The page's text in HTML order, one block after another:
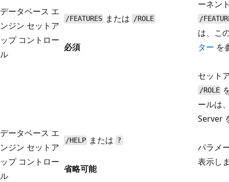
データベース エ
ンジン セットア
ップ コントロー
ル
/FEATURES または /ROLE
必須
ーネン
/
は、こ
ター を
セット
/ROLE
ールは
Server
データベース エ
ンジン セットア
ップ コントロー
ル
/HELP または ?
省略可能
パラメ
表示し